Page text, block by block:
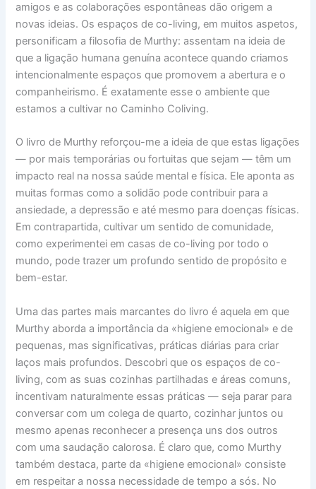
amigos e as colaborações espontâneas dão origem a
novas ideias. Os espaços de co-living, em muitos aspetos,
personificam a filosofia de Murthy: assentam na ideia de
que a ligação humana genuína acontece quando criamos
intencionalmente espaços que promovem a abertura e o
companheirismo. É exatamente esse o ambiente que
estamos a cultivar no Caminho Coliving.
O livro de Murthy reforçou-me a ideia de que estas ligações
— por mais temporárias ou fortuitas que sejam — têm um
impacto real na nossa saúde mental e física. Ele aponta as
muitas formas como a solidão pode contribuir para a
ansiedade, a depressão e até mesmo para doenças físicas.
Em contrapartida, cultivar um sentido de comunidade,
como experimentei em casas de co-living por todo o
mundo, pode trazer um profundo sentido de propósito e
bem-estar.
Uma das partes mais marcantes do livro é aquela em que
Murthy aborda a importância da «higiene emocional» e de
pequenas, mas significativas, práticas diárias para criar
laços mais profundos. Descobri que os espaços de co-
living, com as suas cozinhas partilhadas e áreas comuns,
incentivam naturalmente essas práticas — seja parar para
conversar com um colega de quarto, cozinhar juntos ou
mesmo apenas reconhecer a presença uns dos outros
com uma saudação calorosa. É claro que, como Murthy
também destaca, parte da «higiene emocional» consiste
em respeitar a nossa necessidade de tempo a sós. No